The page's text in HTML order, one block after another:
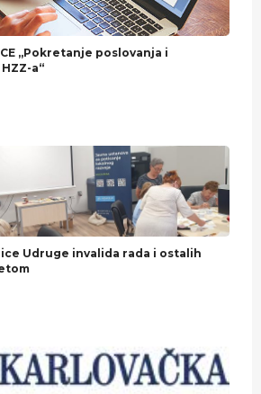
i
a“
Udruge invalida rada i ostalih